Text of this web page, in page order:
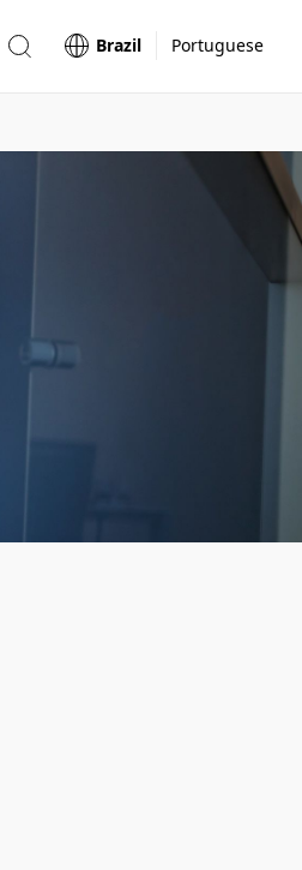
Brazil Portuguese